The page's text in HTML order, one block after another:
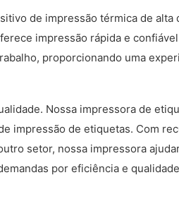
de impressão térmica de
impressão rápida e
proporcionando uma
Nossa impressora de
impressão de etiquetas. Com
setor, nossa impressora
por eficiência e